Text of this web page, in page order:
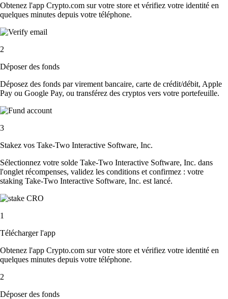
Obtenez l'app Crypto.com sur votre store et vérifiez votre identité en
quelques minutes depuis votre téléphone.
2
Déposer des fonds
Déposez des fonds par virement bancaire, carte de crédit/débit, Apple
Pay ou Google Pay, ou transférez des cryptos vers votre portefeuille.
3
Stakez vos Take-Two Interactive Software, Inc.
Sélectionnez votre solde Take-Two Interactive Software, Inc. dans
l'onglet récompenses, validez les conditions et confirmez : votre
staking Take-Two Interactive Software, Inc. est lancé.
1
Télécharger l'app
Obtenez l'app Crypto.com sur votre store et vérifiez votre identité en
quelques minutes depuis votre téléphone.
2
Déposer des fonds